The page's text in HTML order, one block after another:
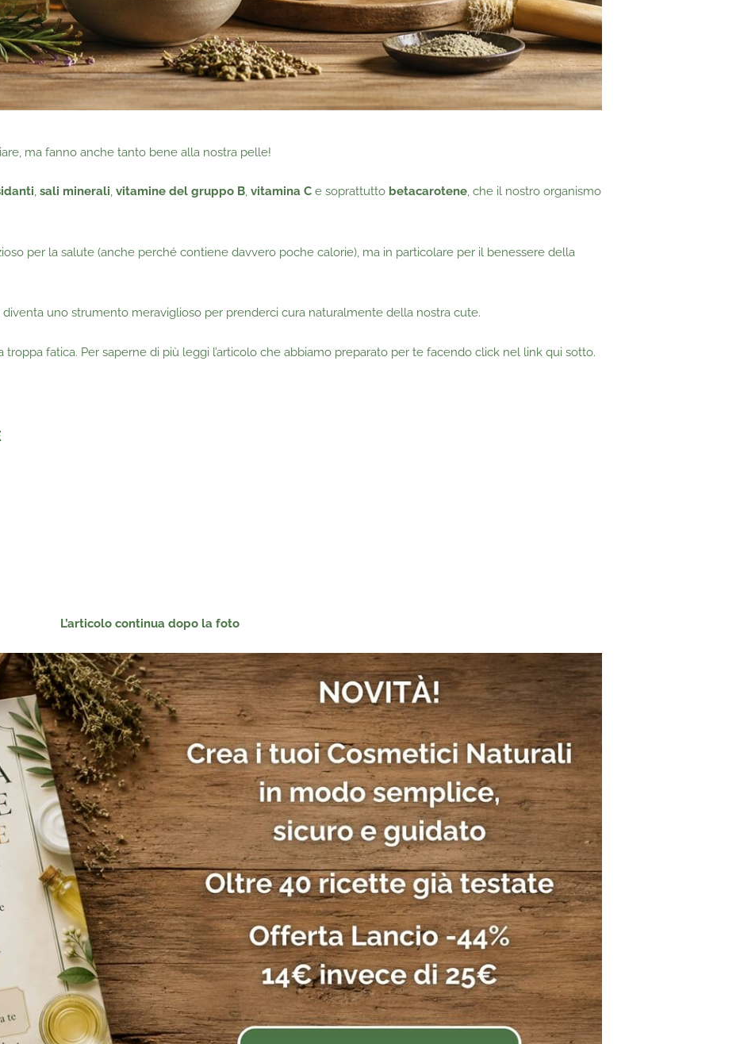
ma fanno anche tanto bene alla nostra pelle!
, sali minerali, vitamine del gruppo B, vitamina C e soprattutto betacarotene, che il nostro organismo
per la salute (anche perché contiene davvero poche calorie), ma in particolare per il benessere della
diventa uno strumento meraviglioso per prenderci cura naturalmente della nostra cute.
fatica. Per saperne di più leggi l’articolo che abbiamo preparato per te facendo click nel link qui sotto.
L’articolo continua dopo la foto